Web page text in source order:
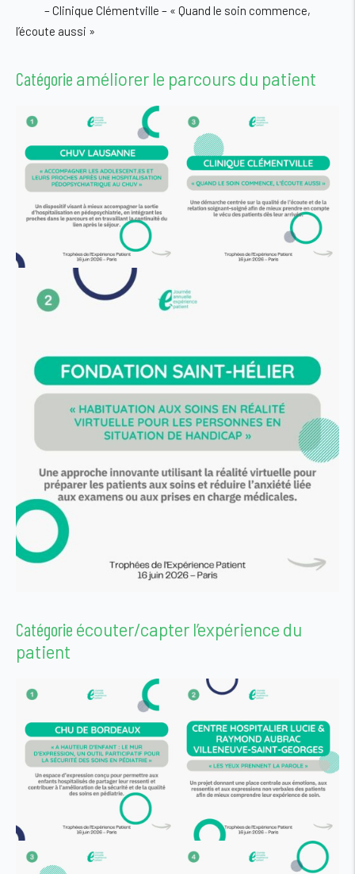
– Clinique Clémentville – « Quand le soin commence,
l’écoute aussi »
Catégorie améliorer le parcours du patient
Catégorie écouter/capter l’expérience du
patient